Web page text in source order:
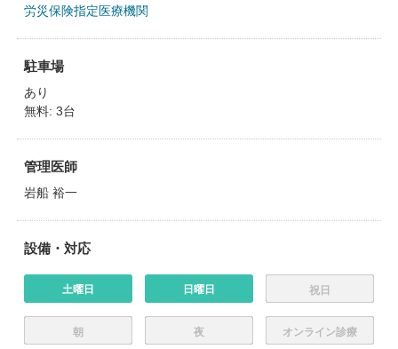
労災保険指定医療機関
駐車場
あり
無料: 3台
管理医師
岩船 裕一
設備・対応
土曜日 日曜日 祝日
朝 夜 オンライン診療